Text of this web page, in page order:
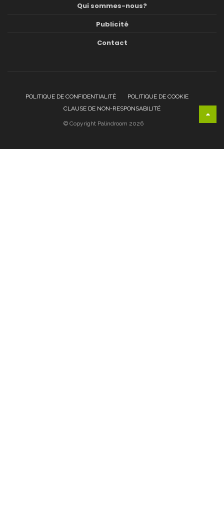
Qui sommes-nous?
Publicité
Contact
POLITIQUE DE CONFIDENTIALITÉ
POLITIQUE DE COOKIE
CLAUSE DE NON-RESPONSABILITÉ
© Copyright Palindroom 2026